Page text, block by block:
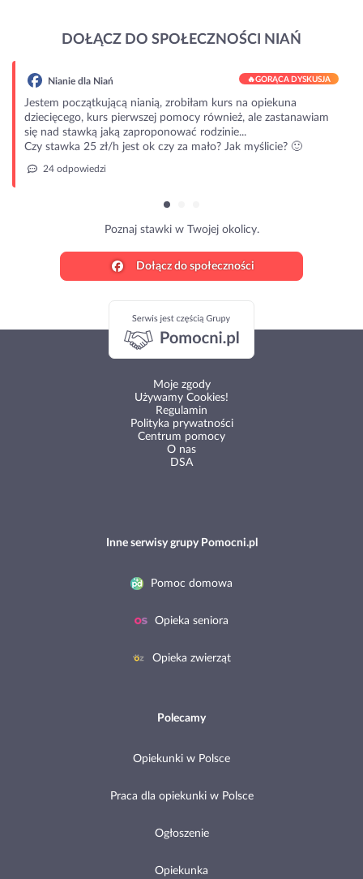
DOŁĄCZ DO SPOŁECZNOŚCI NIAŃ
Nianie dla Niań 🔥GORĄCA DYSKUSJA
Jestem początkującą nianią, zrobiłam kurs na opiekuna
dziecięcego, kurs pierwszej pomocy również, ale zastanawiam
się nad stawką jaką zaproponować rodzinie...
Czy stawka 25 zł/h jest ok czy za mało? Jak myślicie? 🙂
24 odpowiedzi
Poznaj stawki w Twojej okolicy.
Dołącz do społeczności
Moje zgody
Używamy Cookies!
Regulamin
Polityka prywatności
Centrum pomocy
O nas
DSA
Inne serwisy grupy Pomocni.pl
Pomoc domowa
Opieka seniora
Opieka zwierząt
Polecamy
Opiekunki w Polsce
Praca dla opiekunki w Polsce
Ogłoszenie
Opiekunka